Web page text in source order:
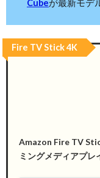
Cubeが最新モデ
Amazon Fire TV
ミングメディアプレ
Fire TV Stick 4K